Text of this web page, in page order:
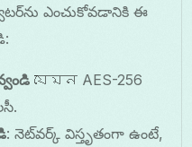
ఎంచుకోవడానికి ఈ
যেমন AES-256
: నెట్‌వర్క్ విస్తృతంగా ఉంటే,